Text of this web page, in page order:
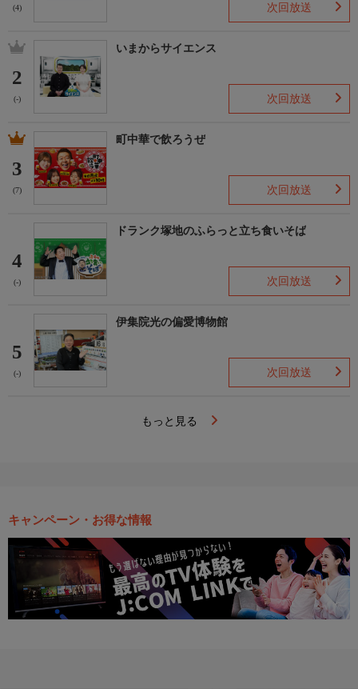
(4) 次回放送
2
(-)
いまからサイエンス
次回放送
3
(7)
町中華で飲ろうぜ
次回放送
4
(-)
ドランク塚地のふらっと立ち食いそば
次回放送
5
(-)
伊集院光の偏愛博物館
次回放送
もっと見る
キャンペーン・お得な情報